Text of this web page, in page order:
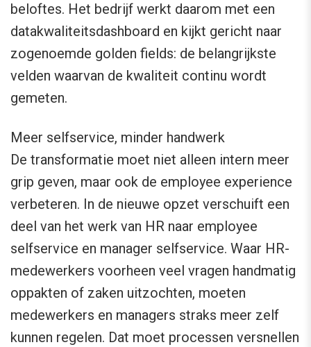
beloftes. Het bedrijf werkt daarom met een
datakwaliteitsdashboard en kijkt gericht naar
zogenoemde golden fields: de belangrijkste
velden waarvan de kwaliteit continu wordt
gemeten.
Meer selfservice, minder handwerk
De transformatie moet niet alleen intern meer
grip geven, maar ook de employee experience
verbeteren. In de nieuwe opzet verschuift een
deel van het werk van HR naar employee
selfservice en manager selfservice. Waar HR-
medewerkers voorheen veel vragen handmatig
oppakten of zaken uitzochten, moeten
medewerkers en managers straks meer zelf
kunnen regelen. Dat moet processen versnellen